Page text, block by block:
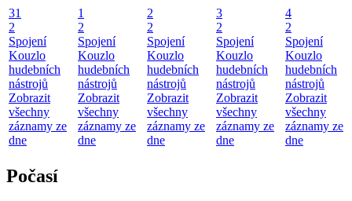
31
2
Spojení
Kouzlo
hudebních
nástrojů
Zobrazit
všechny
záznamy ze
dne
1
2
Spojení
Kouzlo
hudebních
nástrojů
Zobrazit
všechny
záznamy ze
dne
2
2
Spojení
Kouzlo
hudebních
nástrojů
Zobrazit
všechny
záznamy ze
dne
3
2
Spojení
Kouzlo
hudebních
nástrojů
Zobrazit
všechny
záznamy ze
dne
4
2
Spojení
Kouzlo
hudebních
nástrojů
Zobrazit
všechny
záznamy ze
dne
Počasí